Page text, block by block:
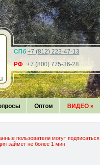
СПб +7 (812) 223-47-13
РФ +7 (800) 775-36-28
Оптом ВИДЕО »
пользователи могут подписаться
займет не более 1 мин.